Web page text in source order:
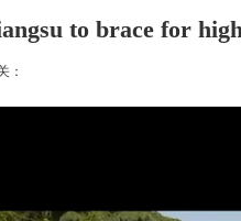
to brace for
：